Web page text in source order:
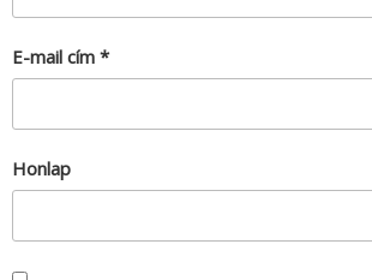
E-mail cím *
Honlap